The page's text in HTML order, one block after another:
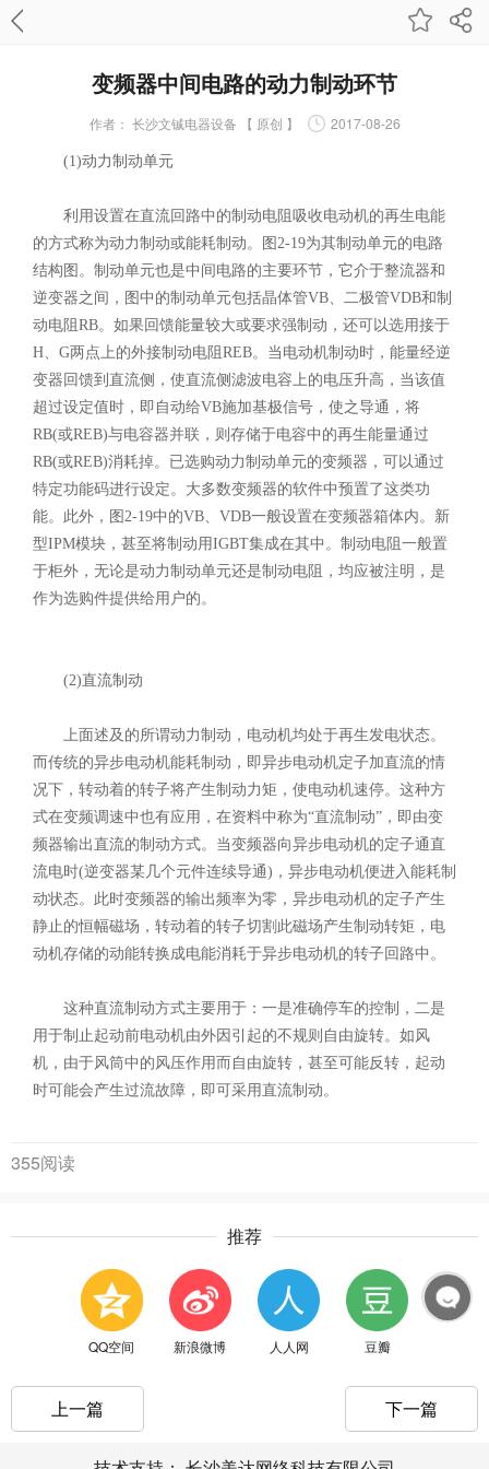
变频器中间电路的动力制动环节
作者： 长沙文铖电器设备 【 原创 】 2017-08-26
(1)动力制动单元
利用设置在直流回路中的制动电阻吸收电动机的再生电能
的方式称为动力制动或能耗制动。图2-19为其制动单元的电路
结构图。制动单元也是中间电路的主要环节，它介于整流器和
逆变器之间，图中的制动单元包括晶体管VB、二极管VDB和制
动电阻RB。如果回馈能量较大或要求强制动，还可以选用接于
H、G两点上的外接制动电阻REB。当电动机制动时，能量经逆
变器回馈到直流侧，使直流侧滤波电容上的电压升高，当该值
超过设定值时，即自动给VB施加基极信号，使之导通，将
RB(或REB)与电容器并联，则存储于电容中的再生能量通过
RB(或REB)消耗掉。已选购动力制动单元的变频器，可以通过
特定功能码进行设定。大多数变频器的软件中预置了这类功
能。此外，图2-19中的VB、VDB一般设置在变频器箱体内。新
型IPM模块，甚至将制动用IGBT集成在其中。制动电阻一般置
于柜外，无论是动力制动单元还是制动电阻，均应被注明，是
作为选购件提供给用户的。
(2)直流制动
上面述及的所谓动力制动，电动机均处于再生发电状态。
而传统的异步电动机能耗制动，即异步电动机定子加直流的情
况下，转动着的转子将产生制动力矩，使电动机速停。这种方
式在变频调速中也有应用，在资料中称为“直流制动”，即由变
频器输出直流的制动方式。当变频器向异步电动机的定子通直
流电时(逆变器某几个元件连续导通)，异步电动机便进入能耗制
动状态。此时变频器的输出频率为零，异步电动机的定子产生
静止的恒幅磁场，转动着的转子切割此磁场产生制动转矩，电
动机存储的动能转换成电能消耗于异步电动机的转子回路中。
这种直流制动方式主要用于：一是准确停车的控制，二是
用于制止起动前电动机由外因引起的不规则自由旋转。如风
机，由于风筒中的风压作用而自由旋转，甚至可能反转，起动
时可能会产生过流故障，即可采用直流制动。
355阅读
推荐
QQ空间 新浪微博 人人网 豆瓣
上一篇 下一篇